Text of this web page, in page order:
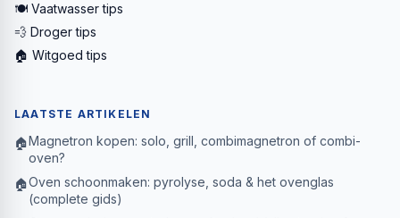
🍽️ Vaatwasser tips
💨 Droger tips
🏠 Witgoed tips
LAATSTE ARTIKELEN
🏠Magnetron kopen: solo, grill, combimagnetron of combi-
oven?
🏠Oven schoonmaken: pyrolyse, soda & het ovenglas
(complete gids)